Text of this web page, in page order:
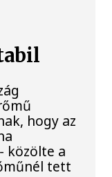
hogy az
közölte a
tett